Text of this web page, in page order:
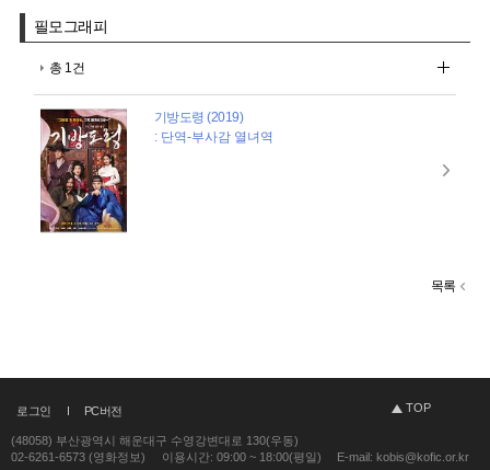
필모그래피
총 1건
기방도령 (2019)
: 단역-부사감 열녀역
목록
로그인 PC버전 TOP
(48058) 부산광역시 해운대구 수영강변대로 130(우동)
02-6261-6573 (영화정보)
이용시간: 09:00 ~ 18:00(평일) E-mail: kobis@kofic.or.kr